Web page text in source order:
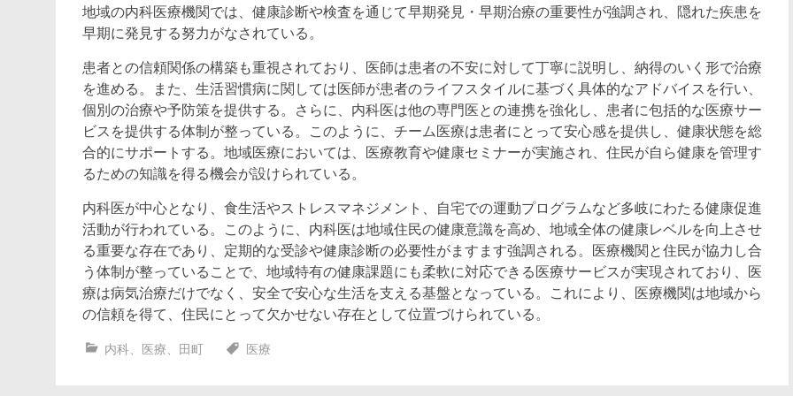
地域の内科医療機関では、健康診断や検査を通じて早期発見・早期治療の重要性が強調され、隠れた疾患を
早期に発見する努力がなされている。
患者との信頼関係の構築も重視されており、医師は患者の不安に対して丁寧に説明し、納得のいく形で治療
を進める。また、生活習慣病に関しては医師が患者のライフスタイルに基づく具体的なアドバイスを行い、
個別の治療や予防策を提供する。さらに、内科医は他の専門医との連携を強化し、患者に包括的な医療サー
ビスを提供する体制が整っている。このように、チーム医療は患者にとって安心感を提供し、健康状態を総
合的にサポートする。地域医療においては、医療教育や健康セミナーが実施され、住民が自ら健康を管理す
るための知識を得る機会が設けられている。
内科医が中心となり、食生活やストレスマネジメント、自宅での運動プログラムなど多岐にわたる健康促進
活動が行われている。このように、内科医は地域住民の健康意識を高め、地域全体の健康レベルを向上させ
る重要な存在であり、定期的な受診や健康診断の必要性がますます強調される。医療機関と住民が協力し合
う体制が整っていることで、地域特有の健康課題にも柔軟に対応できる医療サービスが実現されており、医
療は病気治療だけでなく、安全で安心な生活を支える基盤となっている。これにより、医療機関は地域から
の信頼を得て、住民にとって欠かせない存在として位置づけられている。
内科、 医療、 田町 医療